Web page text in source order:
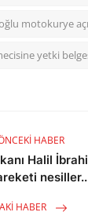
motokurye
yetki
HABER
Halil
HABER